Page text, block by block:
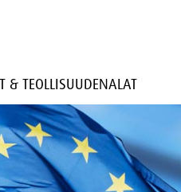
& TEOLLISUUDENALAT